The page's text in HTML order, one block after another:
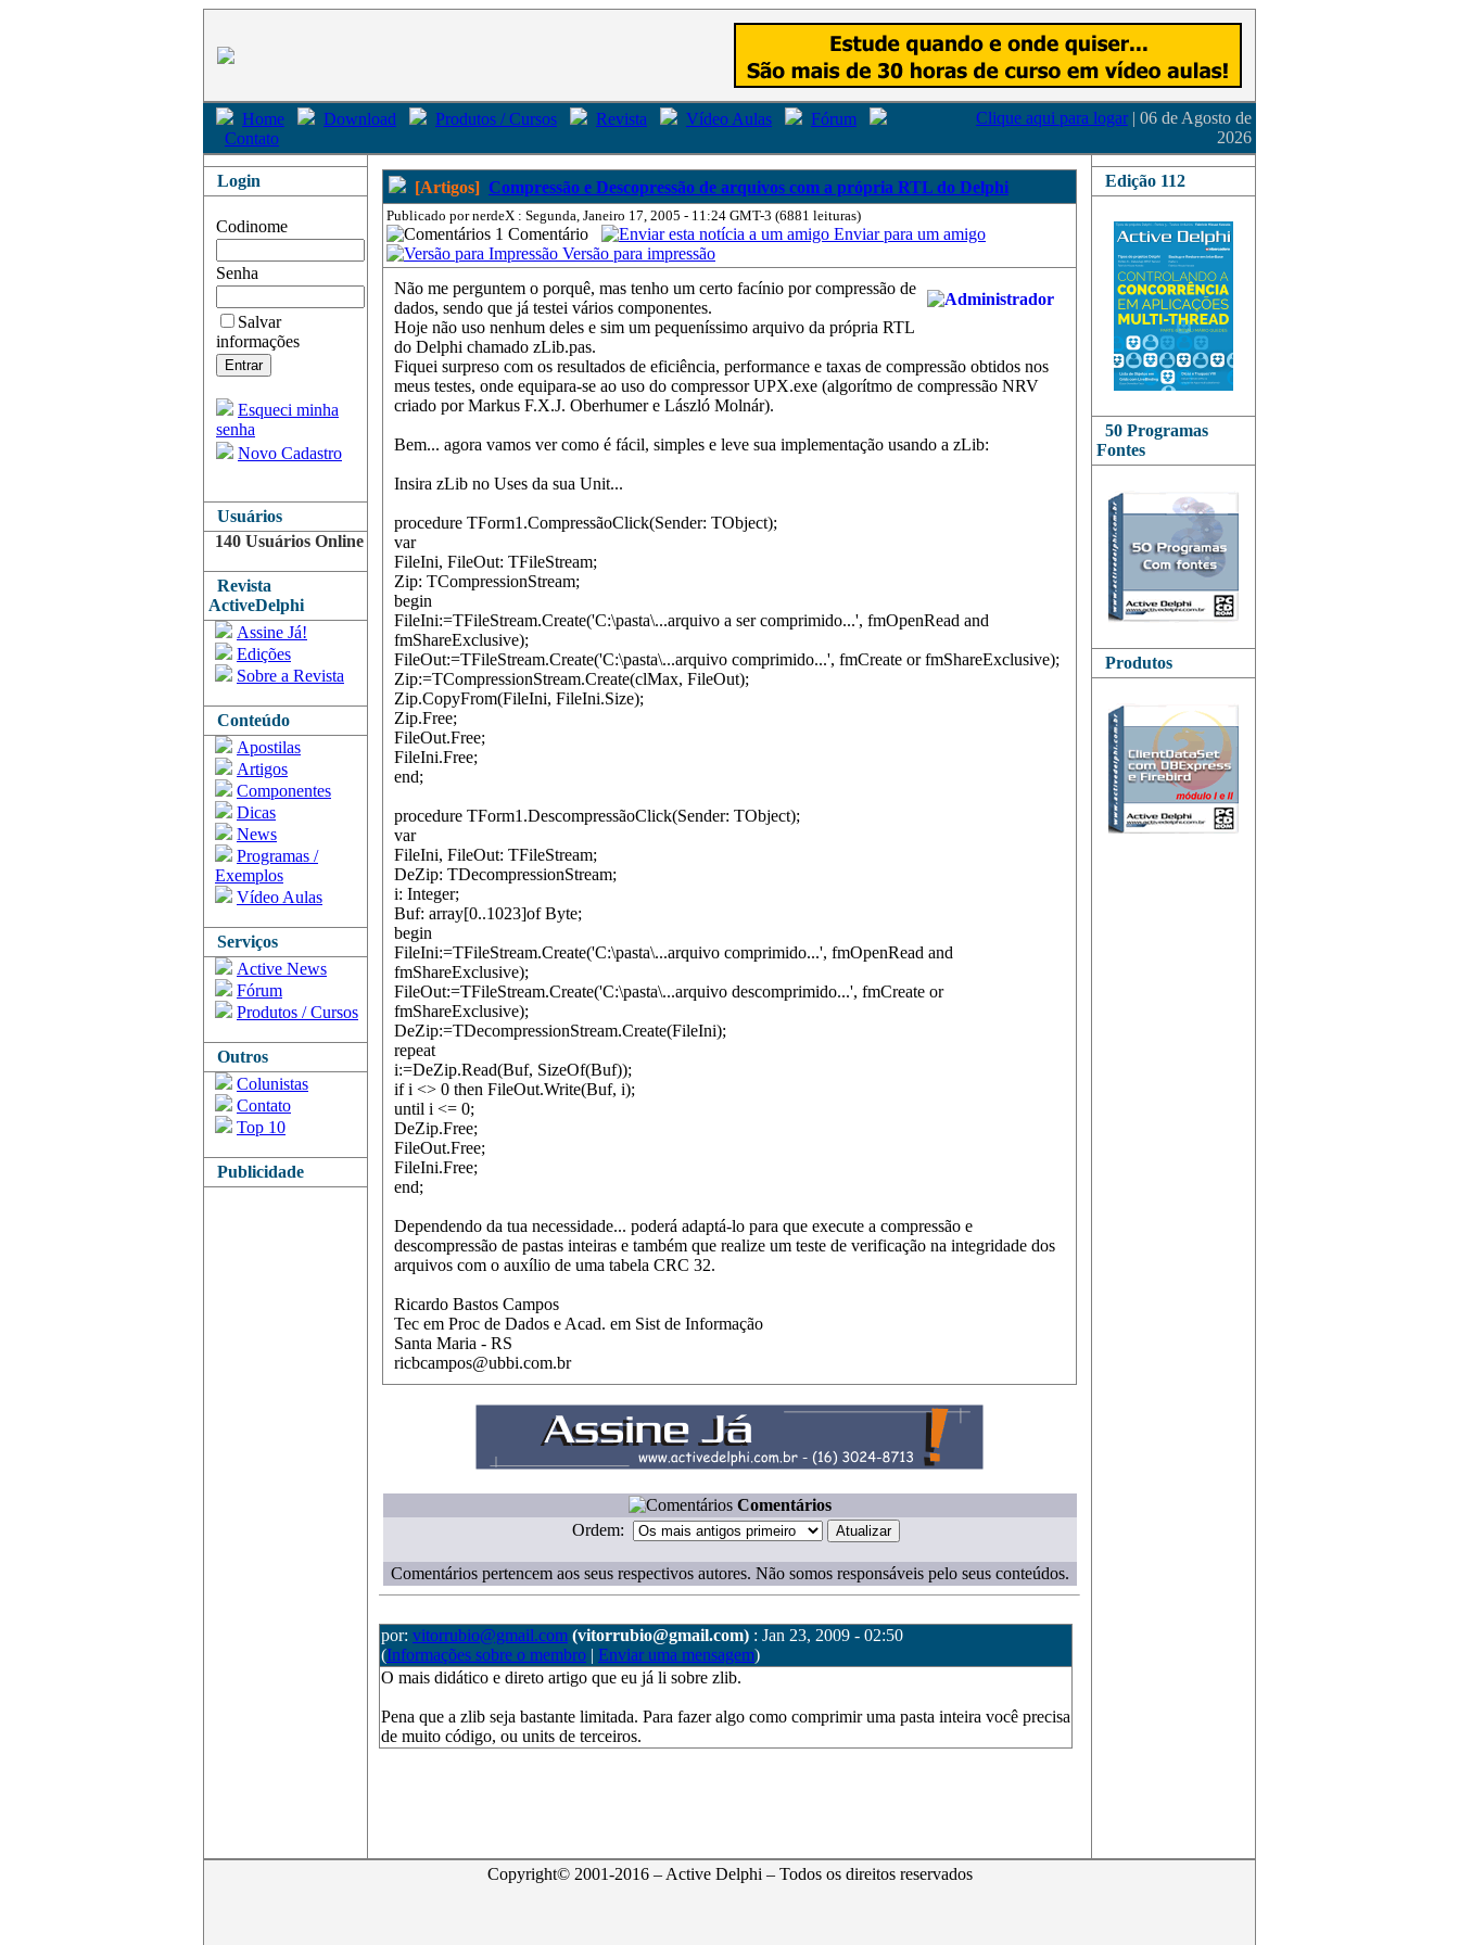
Home Download Produtos / Cursos Revista Vídeo Aulas
Fórum
Contato
Clique aqui para logar | 06 de Agosto de
2026
Login
Codinome
Senha
Salvar
informações
Esqueci minha
senha
Novo Cadastro
Usuários
140 Usuários Online
Revista
ActiveDelphi
Assine Já!
Edições
Sobre a Revista
Conteúdo
Apostilas
Artigos
Componentes
Dicas
News
Programas /
Exemplos
Vídeo Aulas
Serviços
Active News
Fórum
Produtos / Cursos
Outros
Colunistas
Contato
Top 10
Publicidade
[Artigos] Compressão e Descopressão de arquivos com a própria RTL do Delphi
Publicado por nerdeX : Segunda, Janeiro 17, 2005 - 11:24 GMT-3 (6881 leituras)
1 Comentário
Enviar para um amigo
Versão para impressão
Não me perguntem o porquê, mas tenho um certo facínio por compressão de
dados, sendo que já testei vários componentes.
Hoje não uso nenhum deles e sim um pequeníssimo arquivo da própria RTL
do Delphi chamado zLib.pas.
Fiquei surpreso com os resultados de eficiência, performance e taxas de compressão obtidos nos
meus testes, onde equipara-se ao uso do compressor UPX.exe (algorítmo de compressão NRV
criado por Markus F.X.J. Oberhumer e László Molnár).
Bem... agora vamos ver como é fácil, simples e leve sua implementação usando a zLib:
Insira zLib no Uses da sua Unit...
procedure TForm1.CompressãoClick(Sender: TObject);
var
FileIni, FileOut: TFileStream;
Zip: TCompressionStream;
begin
FileIni:=TFileStream.Create('C:\pasta\...arquivo a ser comprimido...', fmOpenRead and
fmShareExclusive);
FileOut:=TFileStream.Create('C:\pasta\...arquivo comprimido...', fmCreate or fmShareExclusive);
Zip:=TCompressionStream.Create(clMax, FileOut);
Zip.CopyFrom(FileIni, FileIni.Size);
Zip.Free;
FileOut.Free;
FileIni.Free;
end;
procedure TForm1.DescompressãoClick(Sender: TObject);
var
FileIni, FileOut: TFileStream;
DeZip: TDecompressionStream;
i: Integer;
Buf: array[0..1023]of Byte;
begin
FileIni:=TFileStream.Create('C:\pasta\...arquivo comprimido...', fmOpenRead and
fmShareExclusive);
FileOut:=TFileStream.Create('C:\pasta\...arquivo descomprimido...', fmCreate or
fmShareExclusive);
DeZip:=TDecompressionStream.Create(FileIni);
repeat
i:=DeZip.Read(Buf, SizeOf(Buf));
if i <> 0 then FileOut.Write(Buf, i);
until i <= 0;
DeZip.Free;
FileOut.Free;
FileIni.Free;
end;
Dependendo da tua necessidade... poderá adaptá-lo para que execute a compressão e
descompressão de pastas inteiras e também que realize um teste de verificação na integridade dos
arquivos com o auxílio de uma tabela CRC 32.
Ricardo Bastos Campos
Tec em Proc de Dados e Acad. em Sist de Informação
Santa Maria - RS
ricbcampos@ubbi.com.br
Comentários
Ordem:
Comentários pertencem aos seus respectivos autores. Não somos responsáveis pelo seus conteúdos.
por: vitorrubio@gmail.com (vitorrubio@gmail.com) : Jan 23, 2009 - 02:50
(Informações sobre o membro | Enviar uma mensagem)
O mais didático e direto artigo que eu já li sobre zlib.
Pena que a zlib seja bastante limitada. Para fazer algo como comprimir uma pasta inteira você precisa
de muito código, ou units de terceiros.
Edição 112
50 Programas
Fontes
Produtos
Copyright© 2001-2016 – Active Delphi – Todos os direitos reservados